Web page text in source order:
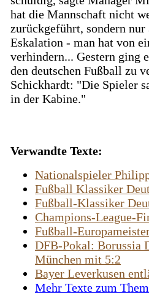
hat die Mannschaft nicht
zurückgeführt, sondern
Eskalation - man hat von
verhindern... Gestern ging
den deutschen Fußball zu
Schickhardt: "Die Spieler
in der Kabine."
Verwandte Texte:
Nationalspieler
Fußball Klassiker
Fußball-Klassiker
Champions-League-
Fußball-
DFB-Pokal: Borussia
München mit 5:2
Bayer Leverkusen
Mehr Texte zum